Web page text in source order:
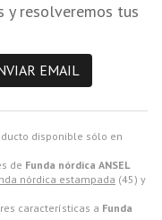
disponible sólo en
de Funda nórdica ANSEL
nórdica estampada (45) y
características a Funda
y resolveremos tus
EMAIL